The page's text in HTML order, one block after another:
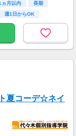
ヵ月以内
長期
週1日からOK
夏コーデ☆ネイ